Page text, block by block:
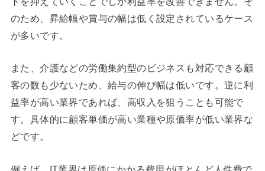
のため、昇給幅や賞与の幅は低く設定されているケース
が多いです。
また、介護などの労働集約型のビジネスも対応できる顧
客の数も少ないため、給与の伸び幅は低いです。逆に利
益率が高い業界であれば、高収入を狙うことも可能で
す。具体的に顧客単価が高い業種や原価率が低い業界な
どです。